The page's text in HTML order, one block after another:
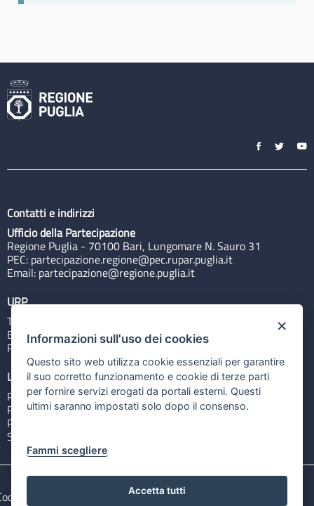
Contatti e indirizzi
Ufficio della Partecipazione
Regione Puglia - 70100 Bari, Lungomare N. Sauro 31
PEC: partecipazione.regione@pec.rupar.puglia.it
Email: partecipazione@regione.puglia.it
URP
Tel: 800713939
Email:quiregione@regione.puglia.it
Rubrica
Link utili
Portale Istituzionale
PO FESR Puglia 2014-2020
PSR Puglia 2014-2020
Sistema Puglia
e privacy Note legali
×
Informazioni sull'uso dei cookies
Questo sito web utilizza cookie essenziali per garantire
il suo corretto funzionamento e cookie di terze parti
per fornire servizi erogati da portali esterni. Questi
ultimi saranno impostati solo dopo il consenso.
Fammi scegliere
Accetta tutti